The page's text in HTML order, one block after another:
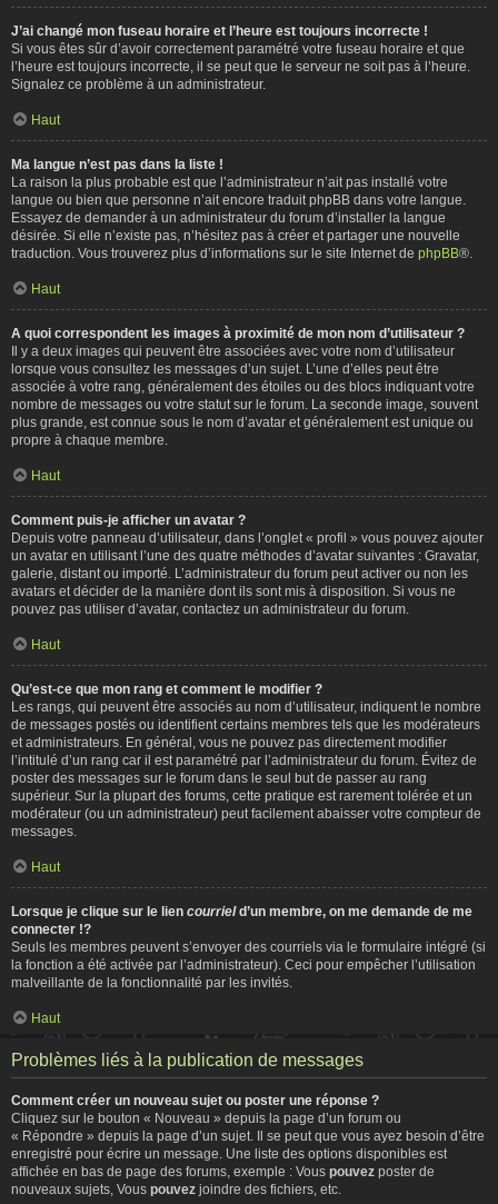
J’ai changé mon fuseau horaire et l’heure est toujours incorrecte !
Si vous êtes sûr d’avoir correctement paramétré votre fuseau horaire et que
l’heure est toujours incorrecte, il se peut que le serveur ne soit pas à l’heure.
Signalez ce problème à un administrateur.
Haut
Ma langue n’est pas dans la liste !
La raison la plus probable est que l’administrateur n’ait pas installé votre
langue ou bien que personne n’ait encore traduit phpBB dans votre langue.
Essayez de demander à un administrateur du forum d’installer la langue
désirée. Si elle n’existe pas, n’hésitez pas à créer et partager une nouvelle
traduction. Vous trouverez plus d’informations sur le site Internet de phpBB®.
Haut
A quoi correspondent les images à proximité de mon nom d’utilisateur ?
Il y a deux images qui peuvent être associées avec votre nom d’utilisateur
lorsque vous consultez les messages d’un sujet. L’une d’elles peut être
associée à votre rang, généralement des étoiles ou des blocs indiquant votre
nombre de messages ou votre statut sur le forum. La seconde image, souvent
plus grande, est connue sous le nom d’avatar et généralement est unique ou
propre à chaque membre.
Haut
Comment puis-je afficher un avatar ?
Depuis votre panneau d’utilisateur, dans l’onglet « profil » vous pouvez ajouter
un avatar en utilisant l’une des quatre méthodes d’avatar suivantes : Gravatar,
galerie, distant ou importé. L’administrateur du forum peut activer ou non les
avatars et décider de la manière dont ils sont mis à disposition. Si vous ne
pouvez pas utiliser d’avatar, contactez un administrateur du forum.
Haut
Qu’est-ce que mon rang et comment le modifier ?
Les rangs, qui peuvent être associés au nom d’utilisateur, indiquent le nombre
de messages postés ou identifient certains membres tels que les modérateurs
et administrateurs. En général, vous ne pouvez pas directement modifier
l’intitulé d’un rang car il est paramétré par l’administrateur du forum. Évitez de
poster des messages sur le forum dans le seul but de passer au rang
supérieur. Sur la plupart des forums, cette pratique est rarement tolérée et un
modérateur (ou un administrateur) peut facilement abaisser votre compteur de
messages.
Haut
Lorsque je clique sur le lien courrield’un membre, on me demande de me
connecter !?
Seuls les membres peuvent s’envoyer des courriels via le formulaire intégré (si
la fonction a été activée par l’administrateur). Ceci pour empêcher l’utilisation
malveillante de la fonctionnalité par les invités.
Haut
Problèmes liés à la publication de messages
Comment créer un nouveau sujet ou poster une réponse ?
Cliquez sur le bouton « Nouveau » depuis la page d’un forum ou
« Répondre » depuis la page d’un sujet. Il se peut que vous ayez besoin d’être
enregistré pour écrire un message. Une liste des options disponibles est
affichée en bas de page des forums, exemple : Vous pouvez poster de
nouveaux sujets, Vous pouvez joindre des fichiers, etc.